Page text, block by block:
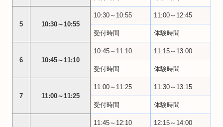
5 10:30～10:55
10:30～10:55 11:00～12:45
受付時間 体験時間
6 10:45～11:10
10:45～11:10 11:15～13:00
受付時間 体験時間
7 11:00～11:25
11:00～11:25 11:30～13:15
受付時間 体験時間
11:45～12:10 12:15～14:00